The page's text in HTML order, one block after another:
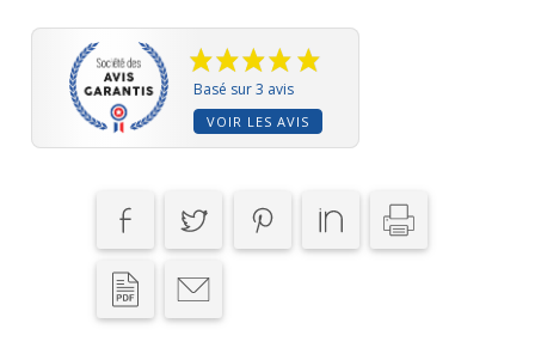
-
Pratique
Sécurisé
Basé sur 3 avis
VOIR LES AVIS